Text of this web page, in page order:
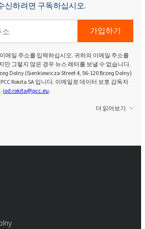
신하려면 구독하십시오.
가입하기
메일 주소를 입력하십시오. 귀하의 이메일 주소를
만 그렇지 않은 경우 뉴스 레터를 보낼 수 없습니다.
Dolny (Sienkiewicza Street 4, 56-120 Brzeg Dolny)
Rokita SA 입니다. 이메일로 데이터 보호 감독자
iod.rokita@pcc.eu.
더 읽어보기